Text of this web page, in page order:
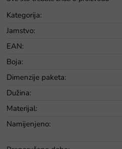
Kategorija:
Jamstvo:
EAN:
Boja:
Dimenzije paketa:
Dužina:
Materijal:
Namijenjeno: